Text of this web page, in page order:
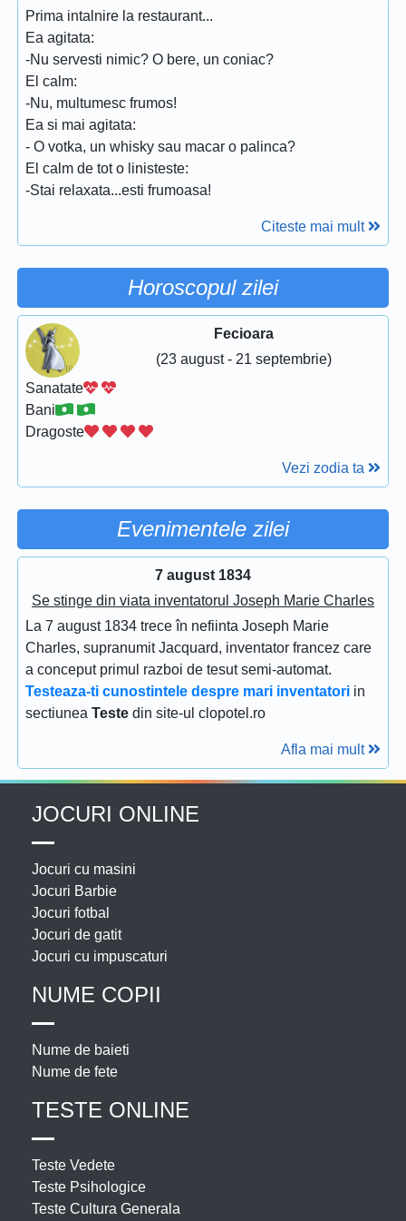
Prima intalnire la restaurant...
Ea agitata:
-Nu servesti nimic? O bere, un coniac?
El calm:
-Nu, multumesc frumos!
Ea si mai agitata:
- O votka, un whisky sau macar o palinca?
El calm de tot o linisteste:
-Stai relaxata...esti frumoasa!
Citeste mai mult
Horoscopul zilei
Fecioara
(23 august - 21 septembrie)
Sanatate
Bani
Dragoste
Vezi zodia ta
Evenimentele zilei
7 august 1834
Se stinge din viata inventatorul Joseph Marie Charles
La 7 august 1834 trece în nefiinta Joseph Marie
Charles, supranumit Jacquard, inventator francez care
a conceput primul razboi de tesut semi-automat.
Testeaza-ti cunostintele despre mari inventatori in
sectiunea Teste din site-ul clopotel.ro
Afla mai mult
JOCURI ONLINE
Jocuri cu masini
Jocuri Barbie
Jocuri fotbal
Jocuri de gatit
Jocuri cu impuscaturi
NUME COPII
Nume de baieti
Nume de fete
TESTE ONLINE
Teste Vedete
Teste Psihologice
Teste Cultura Generala